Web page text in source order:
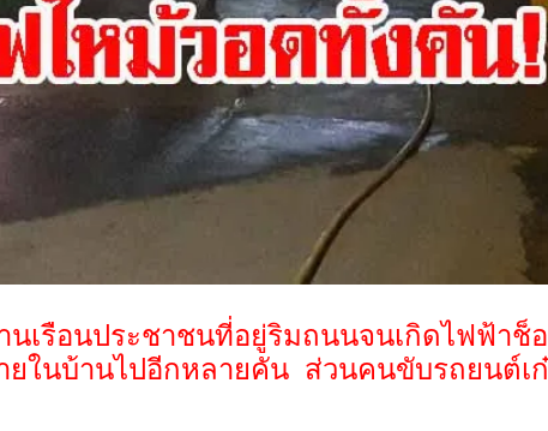
นเรือนประชาชนที่อยู่ริมถนนจนเกิดไฟฟ้าช็
ในบ้านไปอีกหลายคัน ส่วนคนขับรถยนต์เ